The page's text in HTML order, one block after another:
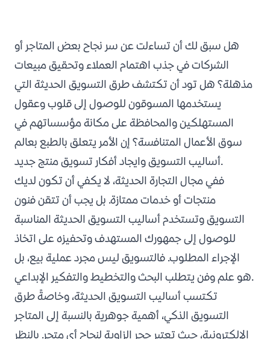
هل سبق لك أن تساءلت عن سر نجاح بعض المتاجر أو
الشركات في جذب اهتمام العملاء وتحقيق مبيعات
مذهلة؟ هل تود أن تكتشفطرق التسويق الحديثةالتي
يستخدمها المسوقون للوصول إلى قلوب وعقول
المستهلكين والمحافظة على مكانة مؤسساتهم في
سوق الأعمال المتنافسة؟ إن الأمر يتعلق بالطبع بعالم
أساليب التسويق وايجادأفكار تسويق منتج جديد
.
ففي مجال التجارة الحديثة، لا يكفي أن تكون لديك
منتجات أو خدمات ممتازة. بل يجب أن تتقن فنون
التسويق وتستخدم أساليب التسويق الحديثة المناسبة
للوصول إلى جمهورك المستهدف وتحفيزه على اتخاذ
الإجراء المطلوب. فالتسويق ليس مجرد عملية بيع، بل
هو علم وفن يتطلب البحث والتخطيط والتفكير الإبداعي.
تكتسب أساليب التسويق الحديثة، وخاصةً طرق
التسويق الذكي، أهمية جوهرية بالنسبة إلى المتاجر
الإلكترونية، حيث تعتبر حجر الزاوية لنجاح أي متجر. بالنظر
التسويق بالأداء
التسويق الذكي
ما هي أساليب التسويق الإبداعي؟
التسويق التجريبي (Experiential marketing)
التسويق من خلال الواقع المعزز (Augmented Reality
Marketing)
تسويق الغوريلا Guerrilla Marketing))
عناصر التسويق
المنتج
السعر
التوزيع
الترويج
ما العوامل التي تؤثر على التسويق
كيفية التسويق لمشروع جديد
أهم أساليب التسويق الحديث في زد
خاتمة